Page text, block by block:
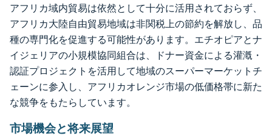
アフリカ域内貿易は依然として十分に活用されておらず、
アフリカ大陸自由貿易地域は非関税上の節約を解放し、品
種の専門化を促進する可能性があります。エチオピアとナ
イジェリアの小規模協同組合は、ドナー資金による灌漑・
認証プロジェクトを活用して地域のスーパーマーケットチ
ェーンに参入し、アフリカオレンジ市場の低価格帯に新た
な競争をもたらしています。
市場機会と将来展望